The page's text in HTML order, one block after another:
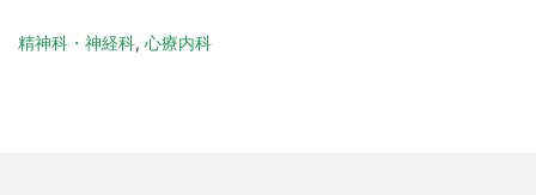
精神科・神経科, 心療内科